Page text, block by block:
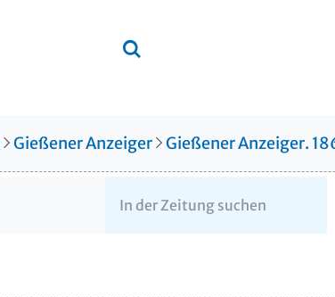
Gießener Anzeiger Gießener Anzeiger.